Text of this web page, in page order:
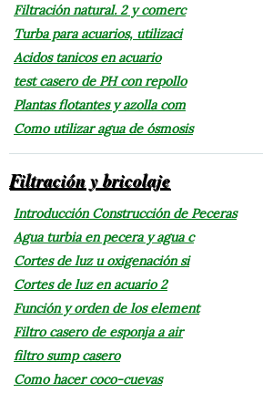
Filtración natural. 2 y comerc
Turba para acuarios, utilizaci
Acidos tanicos en acuario
test casero de PH con repollo
Plantas flotantes y azolla com
Como utilizar agua de ósmosis
Filtración y bricolaje
Introducción Construcción de Peceras
Agua turbia en pecera y agua c
Cortes de luz u oxigenación si
Cortes de luz en acuario 2
Función y orden de los element
Filtro casero de esponja a air
filtro sump casero
Como hacer coco-cuevas